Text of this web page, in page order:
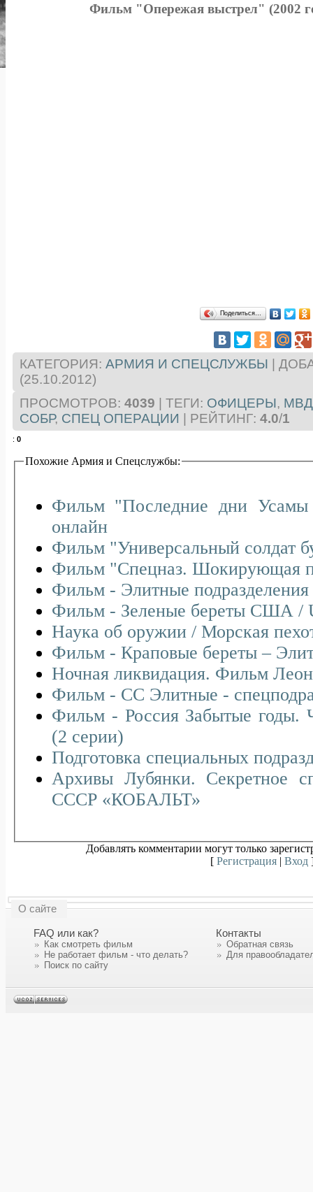
Фильм "Опережая выстрел" (2002
Поделиться…
КАТЕГОРИЯ: АРМИЯ И СПЕЦСЛУЖБЫ
(25.10.2012)
ПРОСМОТРОВ: 4039 ТЕГИ: ОФИЦЕРЫ, МВД
СОБР, СПЕЦ ОПЕРАЦИИ РЕЙТИНГ: 4.0/1
: 0
Похожие Армия и Спецслужбы:
Фильм "Последние дни Усамы бен Ладена" смотреть
онлайн
Фильм "Универсальный солдат
Фильм "Спецназ. Шокирующая
Фильм - Элитные
Фильм - Зеленые береты США /
Наука об оружии /
Фильм - Краповые береты –
Ночная ликвидация. Фильм
Фильм - СС Элитные -
Фильм - Россия Забытые годы.
(2 серии)
Подготовка специальных
Архивы Лубянки. Секретное
СССР «КОБАЛЬТ»
Добавлять комментарии могут только
[ Регистрация| Вход
О сайте
FAQ или как?
Как смотреть фильм
Не работает фильм - что делать?
Поиск по сайту
Контакты
Обратная связь
Для